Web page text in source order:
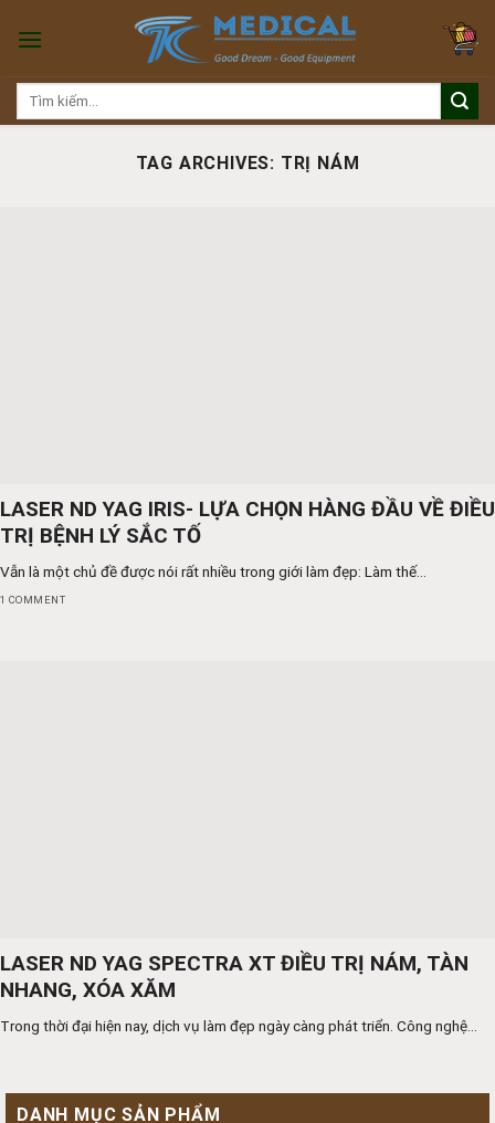
Tìm
TAG ARCHIVES: TRỊ NÁM
LASER ND YAG IRIS- LỰA CHỌN HÀNG ĐẦU VỀ ĐIỀU
TRỊ BỆNH LÝ SẮC TỐ
Vẫn là một chủ đề được nói rất nhiều trong giới làm đẹp: Làm thế...
1 COMMENT
LASER ND YAG SPECTRA XT ĐIỀU TRỊ NÁM, TÀN
NHANG, XÓA XĂM
Trong thời đại hiện nay, dịch vụ làm đẹp ngày càng phát triển. Công nghệ...
DANH MỤC SẢN PHẨM